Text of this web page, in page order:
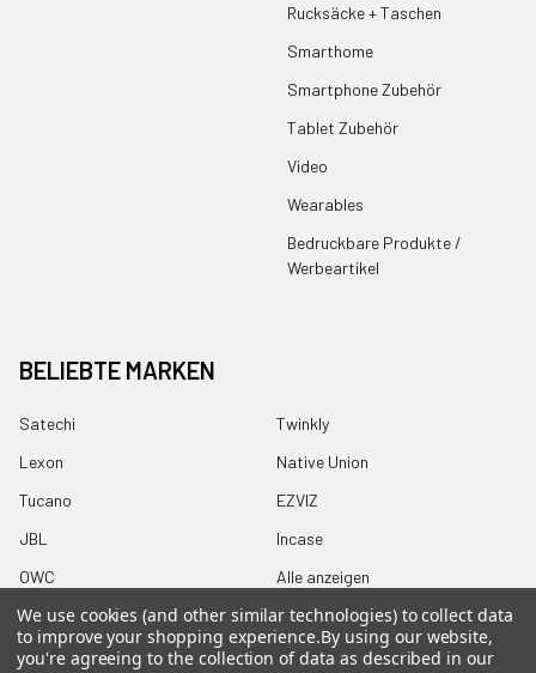
Rucksäcke + Taschen
Smarthome
Smartphone Zubehör
Tablet Zubehör
Video
Wearables
Bedruckbare Produkte /
Werbeartikel
BELIEBTE MARKEN
Satechi
Lexon
Tucano
JBL
OWC
Twinkly
Native Union
EZVIZ
Incase
Alle anzeigen
We use cookies (and other similar technologies) to collect data
to improve your shopping experience.By using our website,
you're agreeing to the collection of data as described in our